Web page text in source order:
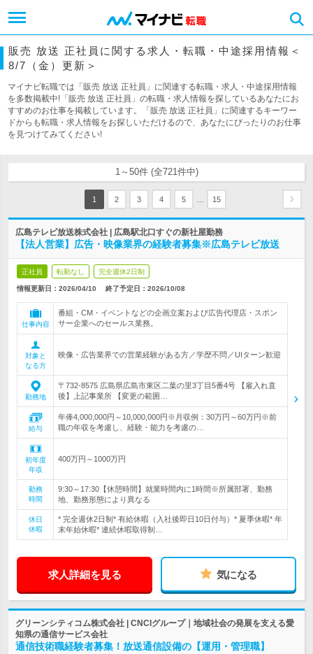
販売 放送 正社員に関する求人・転職・中途採用情報＜
8/7（金）更新＞
マイナビ転職では「販売 放送 正社員」に関連する転職・求人・中途採用情報
を多数掲載中!「販売 放送 正社員」の転職・求人情報を探しているあなたにお
すすめのお仕事を掲載しています。「販売 放送 正社員」に関連するキーワー
ドからも転職・求人情報をお探しいただけるので、あなたにぴったりのお仕事
を見つけてみてください!
1～50件 (全721件中)
1 2 3 4 5 15
広島テレビ放送株式会社 | 広島駅北口すぐの新社屋勤務
【法人営業】広告・映像業界の経験者募集※広島テレビ放送
正社員 転勤なし 完全週休2日制
情報更新日：2026/04/10 終了予定日： 2026/10/08
仕事内容
番組・CM・イベントなどの企画立案および広告代理店・スポン
サー企業へのセールス業務。
対象と
なる方
映像・広告業界での営業経験がある方／学歴不問／UIターン歓迎
勤務地
〒732-8575 広島県広島市東区二葉の里3丁目5番4号 【雇入れ直
後】上記事業所 【変更の範囲…
給与
年俸4,000,000円～10,000,000円※月収例：30万円～60万円※前
職の年収を考慮し、経験・能力を考慮の…
初年度
年収
400万円～1000万円
勤務
時間
9:30～17:30【休憩時間】就業時間内に1時間※所属部署、勤務
地、勤務形態により異なる
休日
休暇
* 完全週休2日制* 有給休暇（入社後即日10日付与）* 夏季休暇* 年
末年始休暇* 連続休暇取得制…
求人詳細を見る 気になる
グリーンシティコム株式会社 | CNCIグループ｜地域社会の発展を支える愛
知県の通信サービス会社
通信技術職経験者募集！放送通信設備の【運用・管理職】